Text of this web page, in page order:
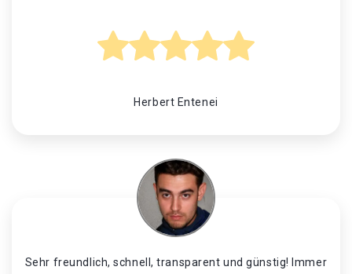
Herbert Entenei
Sehr freundlich, schnell, transparent und günstig! Immer